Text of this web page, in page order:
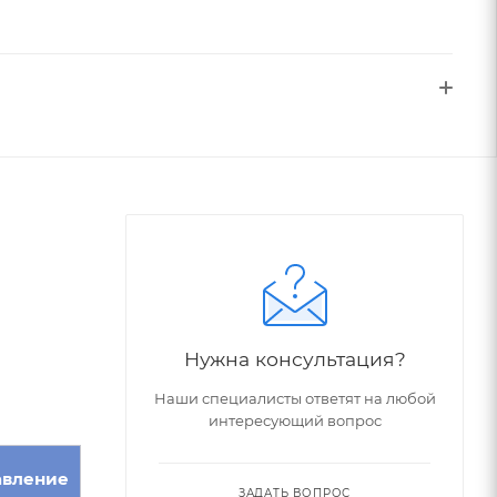
Нужна консультация?
Наши специалисты ответят на любой
интересующий вопрос
ЗАДАТЬ ВОПРОС